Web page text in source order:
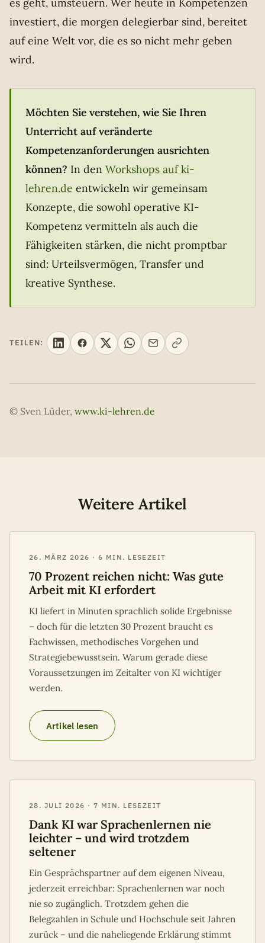
es geht, umsteuern. Wer heute in Kompetenzen
investiert, die morgen delegierbar sind, bereitet
auf eine Welt vor, die es so nicht mehr geben
wird.
Möchten Sie verstehen, wie Sie Ihren
Unterricht auf veränderte
Kompetenzanforderungen ausrichten
können? In den Workshops auf ki-
lehren.de entwickeln wir gemeinsam
Konzepte, die sowohl operative KI-
Kompetenz vermitteln als auch die
Fähigkeiten stärken, die nicht promptbar
sind: Urteilsvermögen, Transfer und
kreative Synthese.
TEILEN:
© Sven Lüder, www.ki-lehren.de
Weitere Artikel
26. MÄRZ 2026 · 6 MIN. LESEZEIT
70 Prozent reichen nicht: Was gute
Arbeit mit KI erfordert
KI liefert in Minuten sprachlich solide Ergebnisse
– doch für die letzten 30 Prozent braucht es
Fachwissen, methodisches Vorgehen und
Strategiebewusstsein. Warum gerade diese
Voraussetzungen im Zeitalter von KI wichtiger
werden.
Artikel lesen
28. JULI 2026 · 7 MIN. LESEZEIT
Dank KI war Sprachenlernen nie
leichter – und wird trotzdem
seltener
Ein Gesprächspartner auf dem eigenen Niveau,
jederzeit erreichbar: Sprachenlernen war noch
nie so zugänglich. Trotzdem gehen die
Belegzahlen in Schule und Hochschule seit Jahren
zurück – und die naheliegende Erklärung stimmt